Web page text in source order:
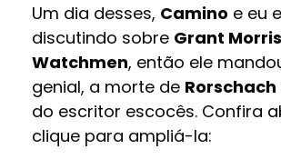
Um dia desses, Camino e eu
discutindo sobre Grant
Watchmen, então ele
genial, a morte de Rorschach
do escritor escocês. Confira
clique para ampliá-la: